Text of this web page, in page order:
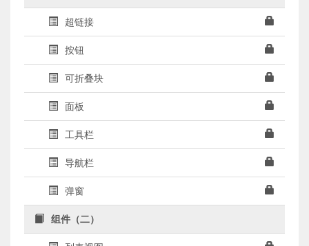
超链接
按钮
可折叠块
面板
工具栏
导航栏
弹窗
组件（二）